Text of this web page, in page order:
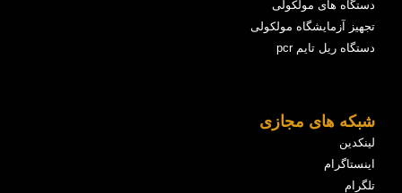
دستگاه های مولکولی
تجهیز آزمایشگاه مولکولی
دستگاه ریل تایم pcr
شبکه های مجازی
لینکدین
اینستاگرام
تلگرام